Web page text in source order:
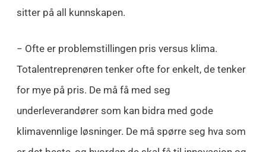
sitter på all kunnskapen.
− Ofte er problemstillingen pris versus klima.
Totalentreprenøren tenker ofte for enkelt, de tenker
for mye på pris. De må få med seg
underleverandører som kan bidra med gode
klimavennlige løsninger. De må spørre seg hva som